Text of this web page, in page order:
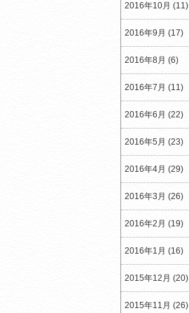
2016年10月 (11)
2016年9月 (17)
2016年8月 (6)
2016年7月 (11)
2016年6月 (22)
2016年5月 (23)
2016年4月 (29)
2016年3月 (26)
2016年2月 (19)
2016年1月 (16)
2015年12月 (20)
2015年11月 (26)